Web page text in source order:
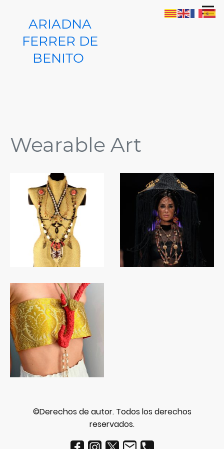
ARIADNA
FERRER DE
BENITO
Wearable Art
©Derechos de autor. Todos los derechos
reservados.